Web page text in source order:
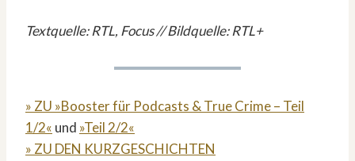
Textquelle: RTL, Focus // Bildquelle: RTL+
» ZU »Booster für Podcasts & True Crime – Teil
1/2« und »Teil 2/2«
» ZU DEN KURZGESCHICHTEN